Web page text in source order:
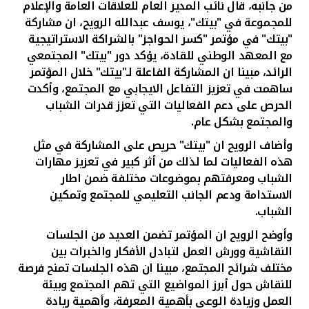
من جانبه، قالنائب المدير العام للعلاقات العامة والإعلام
للمجموعة في "بيتك"، يوسف عبدالله الرويح، ان مشاركة
"بيتك" في مؤتمر "كسر الحواجز" بالشراكة الاستراتيجية
مع المعهد الوطني للقادة، يؤكد دور "بيتك" المجتمعي
الرائد، مبينا ان المشاركة الفاعلة لـ"بيتك" خلال المؤتمر
ساهمت في تعزيز التفاعل الايجابي مع المجتمع، وأكدت
الحرص على دعم الفعاليات التي تعزز قدرات الشباب
والمجتمع بشكل عام.
وأضاف الرويح ان "بيتك" حريص على المشاركة في مثل
هذه الفعاليات لما لذلك من أثر كبير في تعزيز مهارات
الشباب ومعرفتهم بموضوعات مختلفة ضمن اطار
الاستدامة ودعم الجانب التعليمي للمجتمع وتمكين
الشباب.
وأوضح الرويح ان المؤتمر تضمن العديد من الجلسات
النقاشية وورش العمل لتبادل الأفكار والخبرات بين
مختلف شرائح المجتمع، مبينا ان هذه الجلسات تمنح فرصة
للنقاش حول أبرز المواضيع التي تهم المجتمع وبيئة
العمل وزيادة الوعي بأهمية المعرفة، وأهمية ريادة